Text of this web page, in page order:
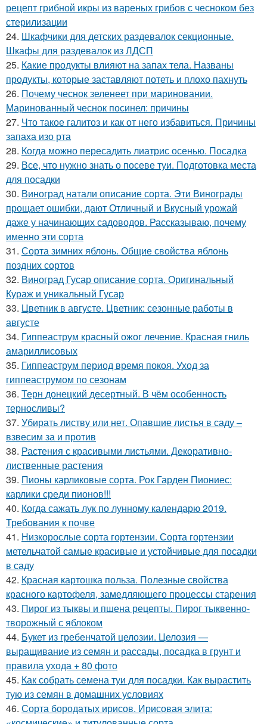
рецепт грибной икры из вареных грибов с чесноком без
стерилизации
24. Шкафчики для детских раздевалок секционные.
Шкафы для раздевалок из ЛДСП
25. Какие продукты влияют на запах тела. Названы
продукты, которые заставляют потеть и плохо пахнуть
26. Почему чеснок зеленеет при мариновании.
Маринованный чеснок посинел: причины
27. Что такое галитоз и как от него избавиться. Причины
запаха изо рта
28. Когда можно пересадить лиатрис осенью. Посадка
29. Все, что нужно знать о посеве туи. Подготовка места
для посадки
30. Виноград натали описание сорта. Эти Винограды
прощает ошибки, дают Отличный и Вкусный урожай
даже у начинающих садоводов. Рассказываю, почему
именно эти сорта
31. Сорта зимних яблонь. Общие свойства яблонь
поздних сортов
32. Виноград Гусар описание сорта. Оригинальный
Кураж и уникальный Гусар
33. Цветник в августе. Цветник: сезонные работы в
августе
34. Гиппеаструм красный ожог лечение. Красная гниль
амариллисовых
35. Гиппеаструм период время покоя. Уход за
гиппеаструмом по сезонам
36. Терн донецкий десертный. В чём особенность
терносливы?
37. Убирать листву или нет. Опавшие листья в саду –
взвесим за и против
38. Растения с красивыми листьями. Декоративно-
лиственные растения
39. Пионы карликовые сорта. Рок Гарден Пиониес:
карлики среди пионов!!!
40. Когда сажать лук по лунному календарю 2019.
Требования к почве
41. Низкорослые сорта гортензии. Сорта гортензии
метельчатой самые красивые и устойчивые для посадки
в саду
42. Красная картошка польза. Полезные свойства
красного картофеля, замедляющего процессы старения
43. Пирог из тыквы и пшена рецепты. Пирог тыквенно-
творожный с яблоком
44. Букет из гребенчатой целозии. Целозия —
выращивание из семян и рассады, посадка в грунт и
правила ухода + 80 фото
45. Как собрать семена туи для посадки. Как вырастить
тую из семян в домашних условиях
46. Сорта бородатых ирисов. Ирисовая элита: